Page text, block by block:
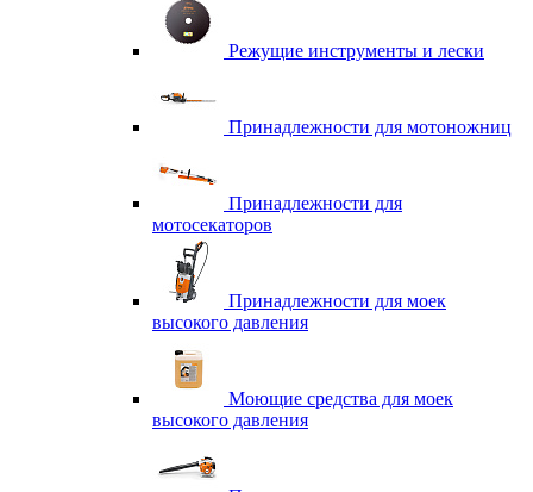
Режущие инструменты и лески
Принадлежности для мотоножниц
Принадлежности для
мотосекаторов
Принадлежности для моек
высокого давления
Моющие средства для моек
высокого давления